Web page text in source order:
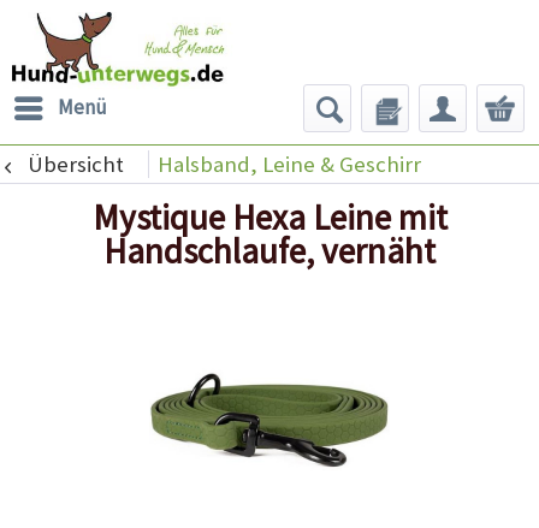
Menü
Übersicht Halsband, Leine & Geschirr
Mystique Hexa Leine mit
Handschlaufe, vernäht